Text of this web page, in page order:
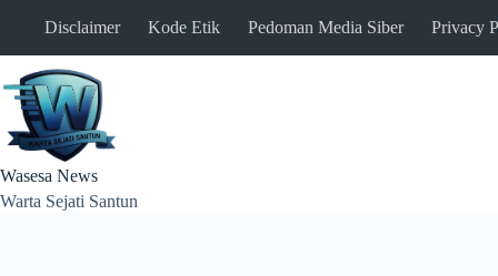
Disclaimer Kode Etik Pedoman Media Siber Privacy
Wasesa News
Warta Sejati Santun